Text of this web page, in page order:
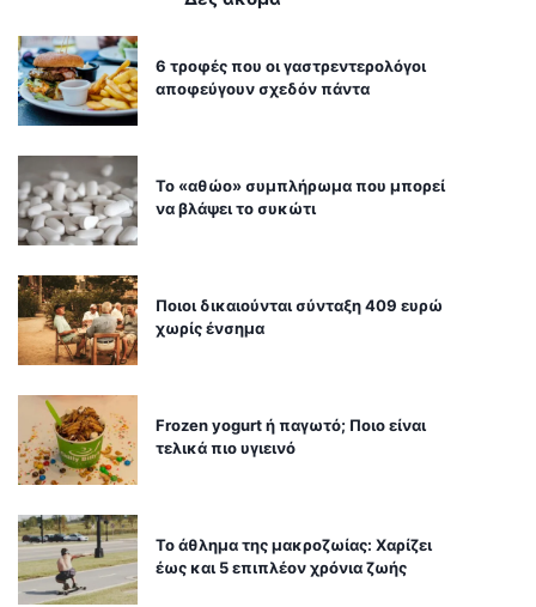
6 τροφές που οι γαστρεντερολόγοι
αποφεύγουν σχεδόν πάντα
Το «αθώο» συμπλήρωμα που μπορεί
να βλάψει το συκώτι
Ποιοι δικαιούνται σύνταξη 409 ευρώ
χωρίς ένσημα
Frozen yogurt ή παγωτό; Ποιο είναι
τελικά πιο υγιεινό
Το άθλημα της μακροζωίας: Χαρίζει
έως και 5 επιπλέον χρόνια ζωής